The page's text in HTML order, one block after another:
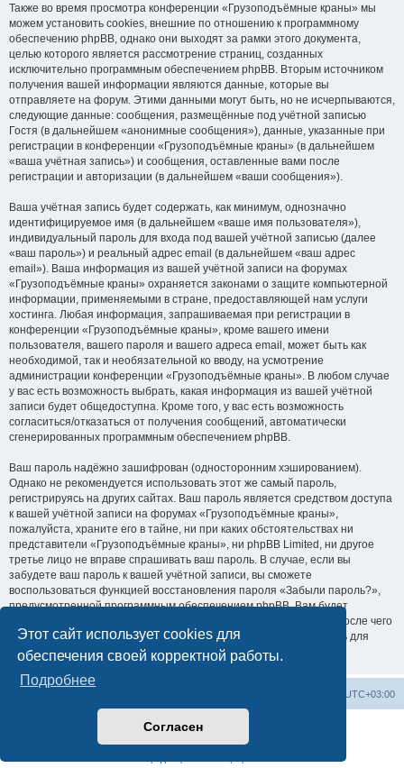
Этот сайт использует cookies для
обеспечения своей корректной работы.
Подробнее
Согласен
Также во время просмотра конференции «Грузоподъёмные краны» мы
можем установить cookies, внешние по отношению к программному
обеспечению phpBB, однако они выходят за рамки этого документа,
целью которого является рассмотрение страниц, созданных
исключительно программным обеспечением phpBB. Вторым источником
получения вашей информации являются данные, которые вы
отправляете на форум. Этими данными могут быть, но не исчерпываются,
следующие данные: сообщения, размещённые под учётной записью
Гостя (в дальнейшем «анонимные сообщения»), данные, указанные при
регистрации в конференции «Грузоподъёмные краны» (в дальнейшем
«ваша учётная запись») и сообщения, оставленные вами после
регистрации и авторизации (в дальнейшем «ваши сообщения»).
Ваша учётная запись будет содержать, как минимум, однозначно
идентифицируемое имя (в дальнейшем «ваше имя пользователя»),
индивидуальный пароль для входа под вашей учётной записью (далее
«ваш пароль») и реальный адрес email (в дальнейшем «ваш адрес
email»). Ваша информация из вашей учётной записи на форумах
«Грузоподъёмные краны» охраняется законами о защите компьютерной
информации, применяемыми в стране, предоставляющей нам услуги
хостинга. Любая информация, запрашиваемая при регистрации в
конференции «Грузоподъёмные краны», кроме вашего имени
пользователя, вашего пароля и вашего адреса email, может быть как
необходимой, так и необязательной ко вводу, на усмотрение
администрации конференции «Грузоподъёмные краны». В любом случае
у вас есть возможность выбрать, какая информация из вашей учётной
записи будет общедоступна. Кроме того, у вас есть возможность
согласиться/отказаться от получения сообщений, автоматически
сгенерированных программным обеспечением phpBB.
Ваш пароль надёжно зашифрован (односторонним хэшированием).
Однако не рекомендуется использовать этот же самый пароль,
регистрируясь на других сайтах. Ваш пароль является средством доступа
к вашей учётной записи на форумах «Грузоподъёмные краны»,
пожалуйста, храните его в тайне, ни при каких обстоятельствах ни
представители «Грузоподъёмные краны», ни phpBB Limited, ни другое
третье лицо не вправе спрашивать ваш пароль. В случае, если вы
забудете ваш пароль к вашей учётной записи, вы сможете
воспользоваться функцией восстановления пароля «Забыли пароль?»,
предусмотренной программным обеспечением phpBB. Вам будет
необходимо ввести ваше имя пользователя и ваш адрес email, после чего
программное обеспечение phpBB сгенерирует вам новый пароль для
вашей учётной записи.
UTC+03:00
Создано на основеphpBB® Forum Software © phpBB Limited
Русская поддержка phpBB